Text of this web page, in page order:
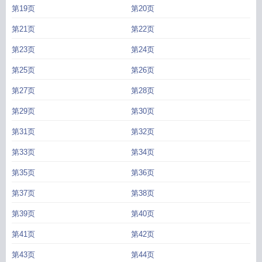
第19页 第20页
第21页 第22页
第23页 第24页
第25页 第26页
第27页 第28页
第29页 第30页
第31页 第32页
第33页 第34页
第35页 第36页
第37页 第38页
第39页 第40页
第41页 第42页
第43页 第44页